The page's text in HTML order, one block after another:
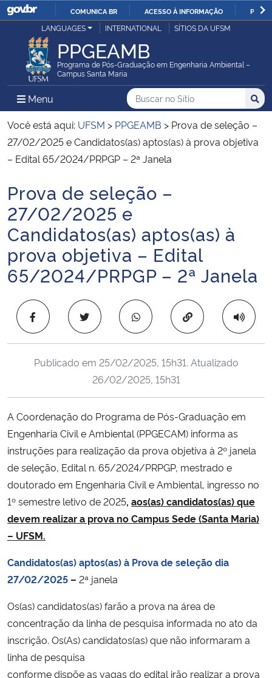
IR
PARA
O
COMUNICA BR ACESSO À INFORMAÇÃO
Ministério da Justiça e Segurança Pública
Ministério da Defesa
Ministério das Relações Exteriores
Ministério da Economia
Ministério da Infraestrutura
Ministério da Agricultura, Pecuária e Abastecimento
Ministério da Educação
Ministério da Cidadania
Ministério da Saúde
Ministério de Minas e Energia
Ministério da Ciência, Tecnologia, Inovações e Comunicações
Ministério do Meio Ambiente
Ministério do Turismo
Ministério do Desenvolvimento Regional
Controladoria-Geral da União
Ministério da Mulher, da Família e dos Direitos Humanos
Secretaria de Governo
Gabinete de Segurança Institucional
Advocacia-Geral da União
LANGUAGES INTERNATIONAL SÍTIOS DA UFSM
PPGEAMB
Programa de Pós-Graduação em Engenharia Ambiental –
Campus Santa Maria
Menu Menu Principal do Sítio
Busca
Buscar no no Sítio
Busca:
Você está aqui: UFSM > PPGEAMB > Prova de seleção –
27/02/2025 e Candidatos(as) aptos(as) à prova objetiva
– Edital 65/2024/PRPGP – 2ª Janela
Início do conteúdo
Prova de seleção –
27/02/2025 e
Candidatos(as) aptos(as) à
prova objetiva – Edital
65/2024/PRPGP – 2ª Janela
Copiar para área
Publicado em 25/02/2025, 15h31. Atualizado
26/02/2025, 15h31
A Coordenação do Programa de Pós-Graduação em
Engenharia Civil e Ambiental (PPGECAM) informa as
instruções para realização da prova objetiva à 2º janela
de seleção, Edital n. 65/2024/PRPGP, mestrado e
doutorado em Engenharia Civil e Ambiental, ingresso no
1º semestre letivo de 2025, aos(as) candidatos(as) que
devem realizar a prova no Campus Sede (Santa Maria)
– UFSM.
Candidatos(as) aptos(as) à Prova de seleção dia
27/02/2025 – 2ª janela
Os(as) candidatos(as) farão a prova na área de
concentração da linha de pesquisa informada no ato da
inscrição. Os(As) candidatos(as) que não informaram a
linha de pesquisa
conforme dispõe as vagas do edital irão realizar a prova